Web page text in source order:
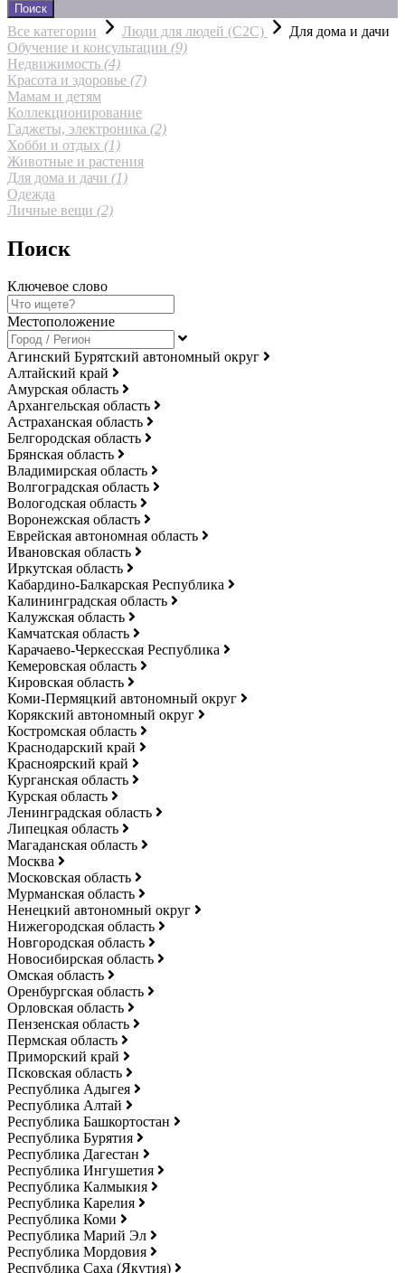
Поиск
Все категории Люди для людей (С2С)
Для дома и дачи
Обучение и консультации (9)
Недвижимость (4)
Красота и здоровье (7)
Мамам и детям
Коллекционирование
Гаджеты, электроника (2)
Хобби и отдых (1)
Животные и растения
Для дома и дачи (1)
Одежда
Личные вещи (2)
Поиск
Ключевое слово
Местоположение
Агинский Бурятский автономный округ
Алтайский край
Амурская область
Архангельская область
Астраханская область
Белгородская область
Брянская область
Владимирская область
Волгоградская область
Вологодская область
Воронежская область
Еврейская автономная область
Ивановская область
Иркутская область
Кабардино-Балкарская Республика
Калининградская область
Калужская область
Камчатская область
Карачаево-Черкесская Республика
Кемеровская область
Кировская область
Коми-Пермяцкий автономный округ
Корякский автономный округ
Костромская область
Краснодарский край
Красноярский край
Курганская область
Курская область
Ленинградская область
Липецкая область
Магаданская область
Москва
Московская область
Мурманская область
Ненецкий автономный округ
Нижегородская область
Новгородская область
Новосибирская область
Омская область
Оренбургская область
Орловская область
Пензенская область
Пермская область
Приморский край
Псковская область
Республика Адыгея
Республика Алтай
Республика Башкортостан
Республика Бурятия
Республика Дагестан
Республика Ингушетия
Республика Калмыкия
Республика Карелия
Республика Коми
Республика Марий Эл
Республика Мордовия
Республика Саха (Якутия)